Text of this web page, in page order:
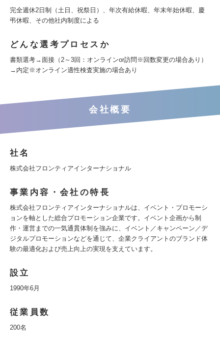
完全週休2日制（土日、祝祭日）、年次有給休暇、年末年始休暇、慶
弔休暇、その他社内制度による
どんな選考プロセスか
書類選考→面接（2～3回：オンラインor訪問※回数変更の場合あり）
→内定※オンライン適性検査実施の場合あり
会社概要
社名
株式会社フロンティアインターナショナル
事業内容・会社の特長
株式会社フロンティアインターナショナルは、イベント・プロモーシ
ョンを軸とした総合プロモーション企業です。イベント企画から制
作・運営までの一気通貫体制を強みに、イベント／キャンペーン／デ
ジタルプロモーションなどを通じて、企業クライアントのブランド体
験の最適化および売上向上の実現を支えています。
設立
1990年6月
従業員数
200名